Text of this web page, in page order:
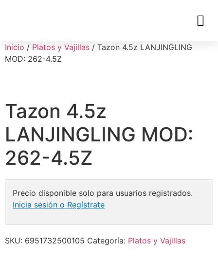
Inicio / Platos y Vajillas / Tazon 4.5z LANJINGLING
MOD: 262-4.5Z
Tazon 4.5z
LANJINGLING MOD:
262-4.5Z
Precio disponible solo para usuarios registrados.
Inicia sesión o Regístrate
SKU: 6951732500105 Categoría: Platos y Vajillas